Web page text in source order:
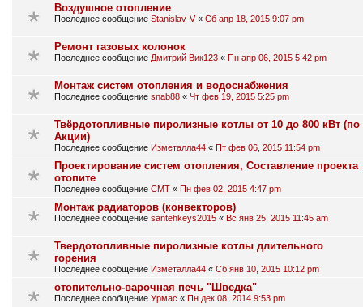
Воздушное отопление
Последнее сообщение Stanislav-V« Сб апр 18, 2015 9:07 pm
Ремонт газовых колонок
Последнее сообщение Дмитрий Вик123 « Пн апр 06, 2015 5:42 pm
Монтаж систем отопления и водоснабжения
Последнее сообщение snab88 « Чт фев 19, 2015 5:25 pm
Твёрдотопливные пиролизные котлы от 10 до 800 кВт (по
Акции)
Последнее сообщение Изметалла44 « Пт фев 06, 2015 11:54 pm
Проектирование систем отопления, Составление проекта
отопите
Последнее сообщение СМТ « Пн фев 02, 2015 4:47 pm
Монтаж радиаторов (конвекторов)
Последнее сообщение santehkeys2015 « Вс янв 25, 2015 11:45 am
Твердотопливные пиролизные котлы длительного
горения
Последнее сообщение Изметалла44 « Сб янв 10, 2015 10:12 pm
отопительно-варочная печь "Шведка"
Последнее сообщение Урмас « Пн дек 08, 2014 9:53 pm